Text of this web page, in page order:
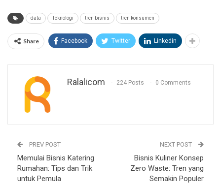
data Teknologi tren bisnis tren konsumen
Share Facebook Twitter Linkedin
Ralalicom 224 Posts 0 Comments
PREV POST
Memulai Bisnis Katering
Rumahan: Tips dan Trik
untuk Pemula
NEXT POST
Bisnis Kuliner Konsep
Zero Waste: Tren yang
Semakin Populer